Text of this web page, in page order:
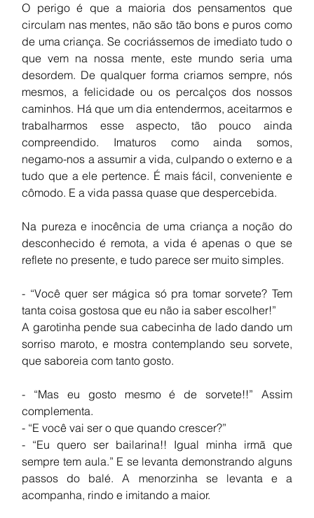
O perigo é que a maioria dos pensamentos que
circulam nas mentes, não são tão bons e puros como
de uma criança. Se cocriássemos de imediato tudo o
que vem na nossa mente, este mundo seria uma
desordem. De qualquer forma criamos sempre, nós
mesmos, a felicidade ou os percalços dos nossos
caminhos. Há que um dia entendermos, aceitarmos e
trabalharmos esse aspecto, tão pouco ainda
compreendido. Imaturos como ainda somos,
negamo-nos a assumir a vida, culpando o externo e a
tudo que a ele pertence. É mais fácil, conveniente e
cômodo. E a vida passa quase que despercebida.
Na pureza e inocência de uma criança a noção do
desconhecido é remota, a vida é apenas o que se
reflete no presente, e tudo parece ser muito simples.
- “Você quer ser mágica só pra tomar sorvete? Tem
tanta coisa gostosa que eu não ia saber escolher!”
A garotinha pende sua cabecinha de lado dando um
sorriso maroto, e mostra contemplando seu sorvete,
que saboreia com tanto gosto.
- “Mas eu gosto mesmo é de sorvete!!” Assim
complementa.
- “E você vai ser o que quando crescer?”
- “Eu quero ser bailarina!! Igual minha irmã que
sempre tem aula.” E se levanta demonstrando alguns
passos do balé. A menorzinha se levanta e a
acompanha, rindo e imitando a maior.